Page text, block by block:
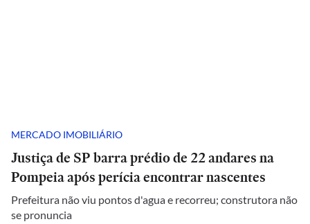
MERCADO IMOBILIÁRIO
Justiça de SP barra prédio de 22 andares na
Pompeia após perícia encontrar nascentes
Prefeitura não viu pontos d'agua e recorreu; construtora não
se pronuncia